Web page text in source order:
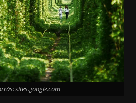
sites.google.com